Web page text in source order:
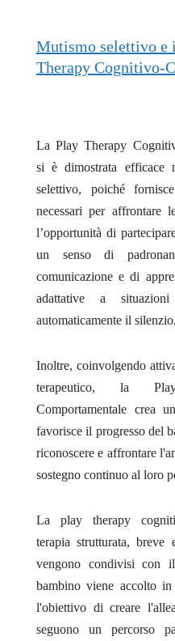
Mutismo selettivo e
Therapy Cognitivo-
La Play Therapy
si è dimostrata efficace
selettivo, poiché
necessari per affrontare
l’opportunità di
un senso di
comunicazione e di
adattative a
automaticamente il silenzio.
Inoltre, coinvolgendo
terapeutico, la
Comportamentale crea
favorisce il progresso del
riconoscere e affrontare
sostegno continuo al loro
La play therapy
terapia strutturata,
vengono condivisi con
bambino viene accolto
l'obiettivo di creare
seguono un percorso